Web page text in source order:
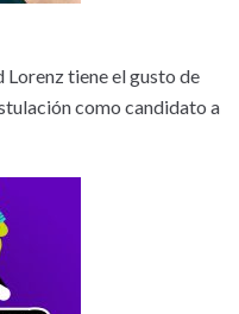
tiene el gusto de
como candidato a